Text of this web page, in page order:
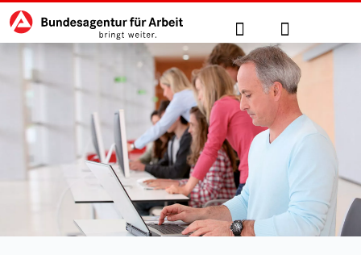
zu den Hauptinhalten springen
Hauptnavigation Suche Anmelden